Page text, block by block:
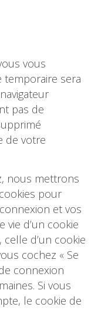
vous
temporaire sera
pas de
de votre
nous mettrons
pour
et vos
vie d’un cookie
d’un cookie
cochez « Se
connexion
Si vous
le cookie de